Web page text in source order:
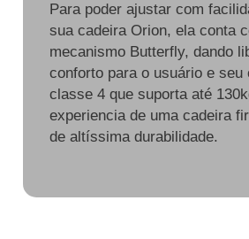
Para poder ajustar com
sua cadeira Orion, ela conta
mecanismo Butterfly, dando
conforto para o usuário e seu
classe 4 que suporta até
experiencia de uma cadeira
de altíssima durabilidade.